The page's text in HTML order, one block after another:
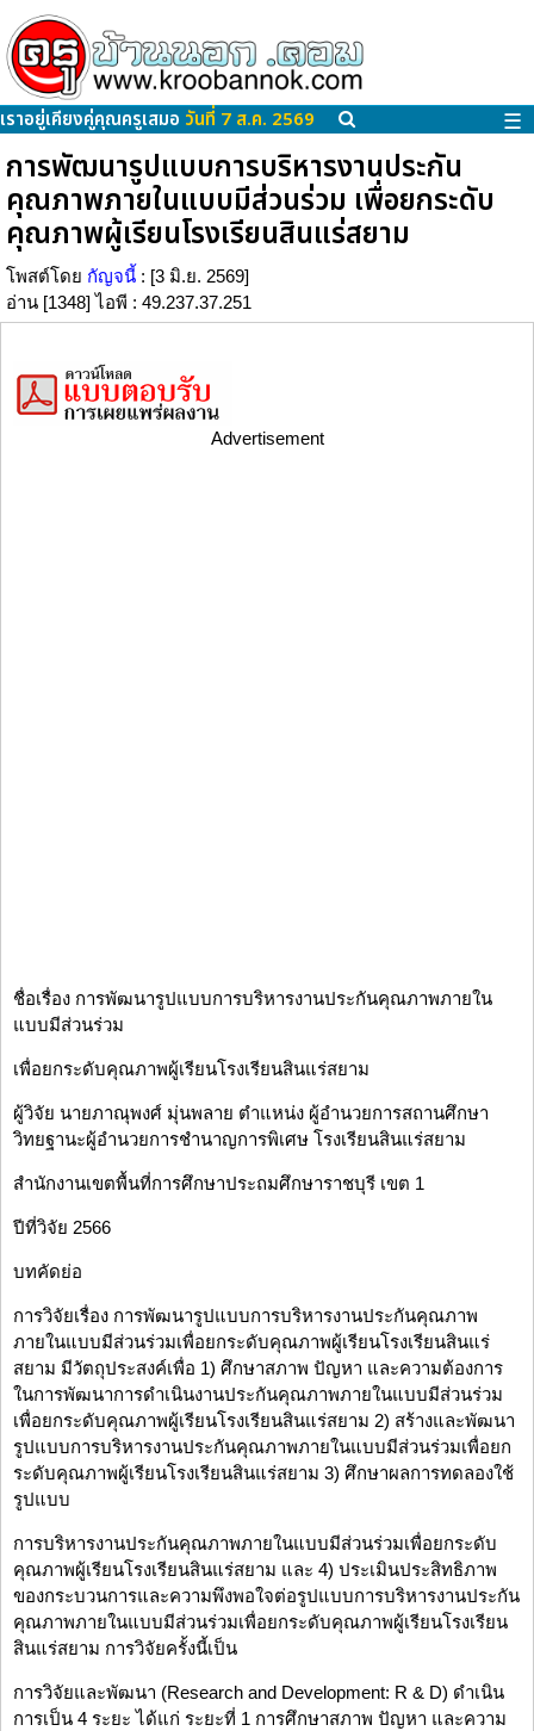
เราอยู่เคียงคู่คุณครูเสมอ วันที่ 7 ส.ค. 2569 ☰
การพัฒนารูปแบบการบริหารงานประกัน
คุณภาพภายในแบบมีส่วนร่วม เพื่อยกระดับ
คุณภาพผู้เรียนโรงเรียนสินแร่สยาม
โพสต์โดย กัญจนี้ : [3 มิ.ย. 2569]
อ่าน [1348] ไอพี : 49.237.37.251
Advertisement
ชื่อเรื่อง การพัฒนารูปแบบการบริหารงานประกันคุณภาพภายใน
แบบมีส่วนร่วม
เพื่อยกระดับคุณภาพผู้เรียนโรงเรียนสินแร่สยาม
ผู้วิจัย นายภาณุพงศ์ มุ่นพลาย ตำแหน่ง ผู้อำนวยการสถานศึกษา
วิทยฐานะผู้อำนวยการชำนาญการพิเศษ โรงเรียนสินแร่สยาม
สำนักงานเขตพื้นที่การศึกษาประถมศึกษาราชบุรี เขต 1
ปีที่วิจัย 2566
บทคัดย่อ
การวิจัยเรื่อง การพัฒนารูปแบบการบริหารงานประกันคุณภาพ
ภายในแบบมีส่วนร่วมเพื่อยกระดับคุณภาพผู้เรียนโรงเรียนสินแร่
สยาม มีวัตถุประสงค์เพื่อ 1) ศึกษาสภาพ ปัญหา และความต้องการ
ในการพัฒนาการดำเนินงานประกันคุณภาพภายในแบบมีส่วนร่วม
เพื่อยกระดับคุณภาพผู้เรียนโรงเรียนสินแร่สยาม 2) สร้างและพัฒนา
รูปแบบการบริหารงานประกันคุณภาพภายในแบบมีส่วนร่วมเพื่อยก
ระดับคุณภาพผู้เรียนโรงเรียนสินแร่สยาม 3) ศึกษาผลการทดลองใช้
รูปแบบ
การบริหารงานประกันคุณภาพภายในแบบมีส่วนร่วมเพื่อยกระดับ
คุณภาพผู้เรียนโรงเรียนสินแร่สยาม และ 4) ประเมินประสิทธิภาพ
ของกระบวนการและความพึงพอใจต่อรูปแบบการบริหารงานประกัน
คุณภาพภายในแบบมีส่วนร่วมเพื่อยกระดับคุณภาพผู้เรียนโรงเรียน
สินแร่สยาม การวิจัยครั้งนี้เป็น
การวิจัยและพัฒนา (Research and Development: R & D) ดำเนิน
การเป็น 4 ระยะ ได้แก่ ระยะที่ 1 การศึกษาสภาพ ปัญหา และความ